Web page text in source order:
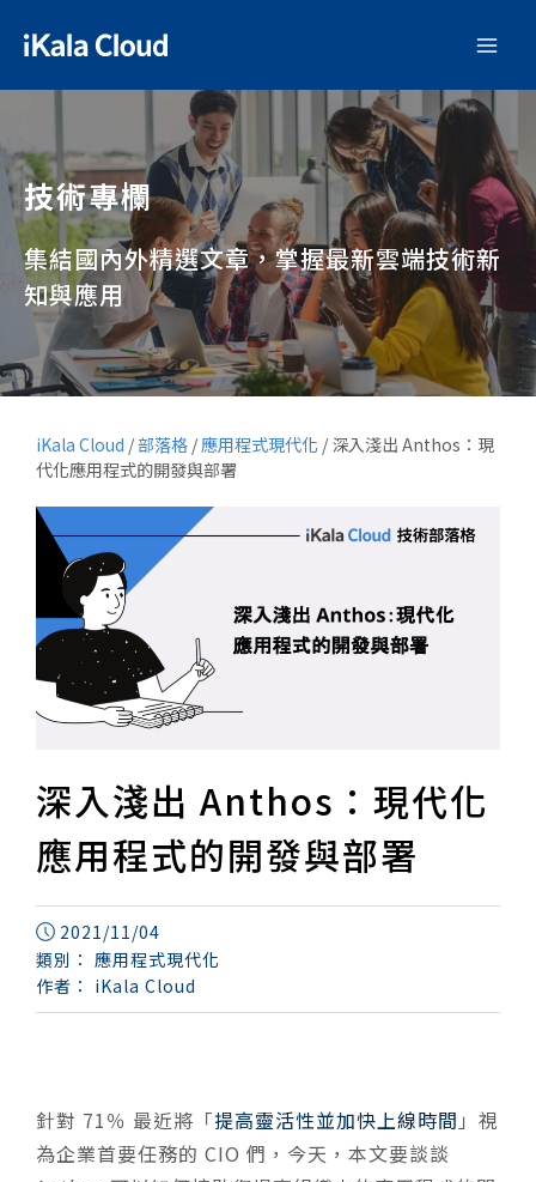
技術專欄
集結國內外精選文章，掌握最新雲端技術新
知與應用
iKala Cloud /部落格 /應用程式現代化 / 深入淺出 Anthos：現
代化應用程式的開發與部署
深入淺出 Anthos：現代化
應用程式的開發與部署
2021/11/04
類別： 應用程式現代化
作者： iKala Cloud
針對 71％ 最近將「提高靈活性並加快上線時間 」視
為企業首要任務的 CIO 們，今天，本文要談談